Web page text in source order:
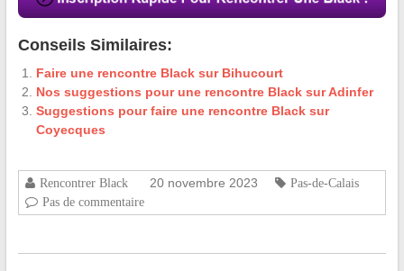
Conseils Similaires:
Faire une rencontre Black sur Bihucourt
Nos suggestions pour une rencontre Black sur Adinfer
Suggestions pour faire une rencontre Black sur
Coyecques
Rencontrer Black 20 novembre 2023
Pas-de-Calais
Pas de commentaire